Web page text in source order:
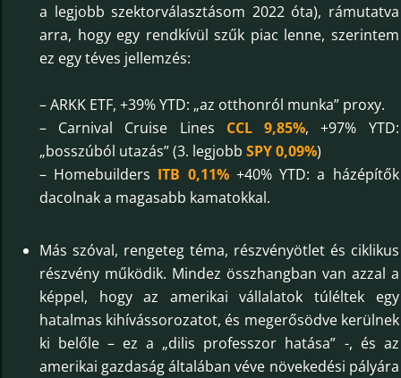
a legjobb szektorválasztásom 2022 óta), rámutatva
arra, hogy egy rendkívül szűk piac lenne, szerintem
ez egy téves jellemzés:
– ARKK ETF, +39% YTD: „az otthonról munka” proxy.
– Carnival Cruise Lines CCL 9,85%, +97% YTD:
„bosszúból utazás” (3. legjobb SPY 0,09%)
– Homebuilders ITB 0,11%+40% YTD: a házépítők
dacolnak a magasabb kamatokkal.
Más szóval, rengeteg téma, részvényötlet és ciklikus
részvény működik. Mindez összhangban van azzal a
képpel, hogy az amerikai vállalatok túléltek egy
hatalmas kihívássorozatot, és megerősödve kerülnek
ki belőle – ez a „dilis professzor hatása” -, és az
amerikai gazdaság általában véve növekedési pályára